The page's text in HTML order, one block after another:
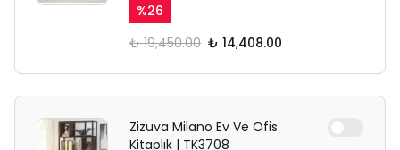
%26
₺ 19,450.00 ₺ 14,408.00
Zizuva Milano Ev Ve Ofis
Kitaplık | TK3708